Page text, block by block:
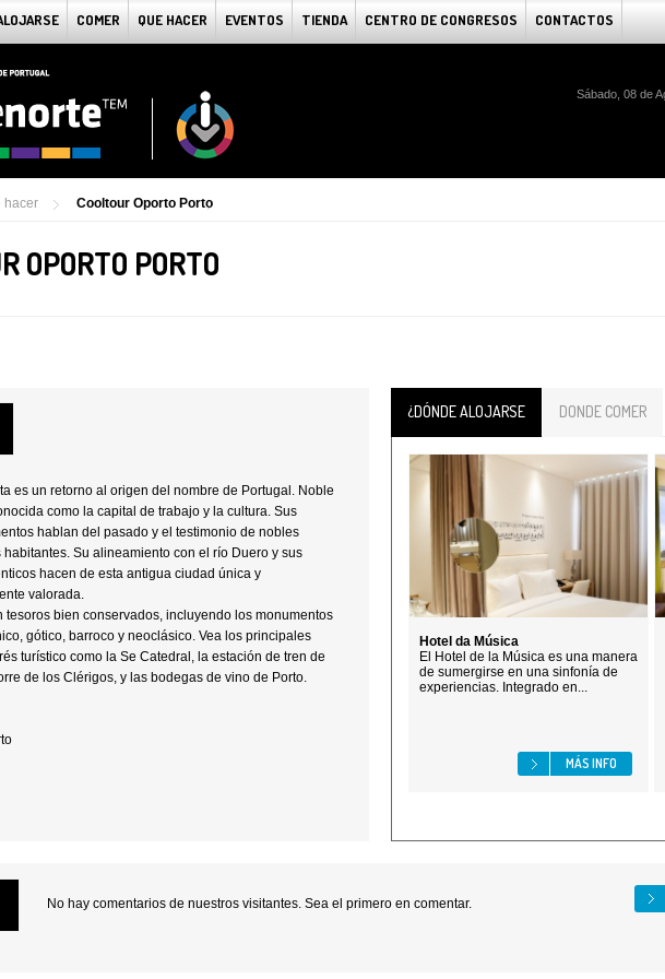
COMER QUE HACER EVENTOS TIENDA CENTRO DE CONGRESOS CONTACTOS
Sábado, 08 de
hacer Cooltour Oporto Porto
OPORTO PORTO
es un retorno al origen del nombre de Portugal. Noble
como la capital de trabajo y la cultura. Sus
hablan del pasado y el testimonio de nobles
habitantes. Su alineamiento con el río Duero y sus
hacen de esta antigua ciudad única y
valorada.
tesoros bien conservados, incluyendo los monumentos
gótico, barroco y neoclásico. Vea los principales
turístico como la Se Catedral, la estación de tren de
de los Clérigos, y las bodegas de vino de Porto.
¿DÓNDE ALOJARSE DONDE COMER
Hotel da Música
El Hotel de la Música es una manera
de sumergirse en una sinfonía de
experiencias. Integrado en...
MÁS INFO
No hay comentarios de nuestros visitantes. Sea el primero en comentar.